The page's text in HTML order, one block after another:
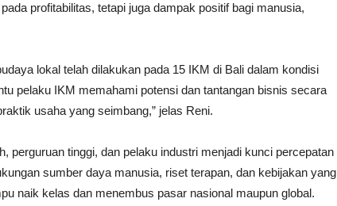
profitabilitas, tetapi juga dampak positif bagi manusia,
lokal telah dilakukan pada 15 IKM di Bali dalam kondisi
pelaku IKM memahami potensi dan tantangan bisnis secara
usaha yang seimbang,” jelas Reni.
perguruan tinggi, dan pelaku industri menjadi kunci percepatan
sumber daya manusia, riset terapan, dan kebijakan yang
naik kelas dan menembus pasar nasional maupun global.